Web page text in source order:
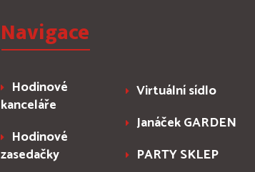
Navigace
Hodinové
kanceláře
Hodinové
zasedačky
Virtuální sídlo
Janáček GARDEN
PARTY SKLEP